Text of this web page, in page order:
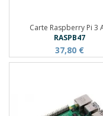
Carte Raspberry Pi 3
RASPB47
37,80 €